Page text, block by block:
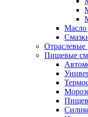
Масло
Отраслевые
Пищевые